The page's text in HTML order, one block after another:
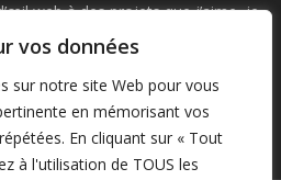
vos données
sur notre site Web pour vous
en mémorisant vos
En cliquant sur « Tout
à l'utilisation de TOUS les
web à des projets que j’aime, je
Weekend, de mes visites et